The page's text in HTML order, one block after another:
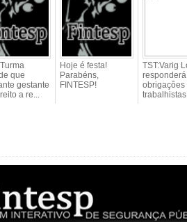
que
gestante
a re...
Hoje é festa!
Parabéns,
FINTESP!
TST:Varig
obrigaçôes